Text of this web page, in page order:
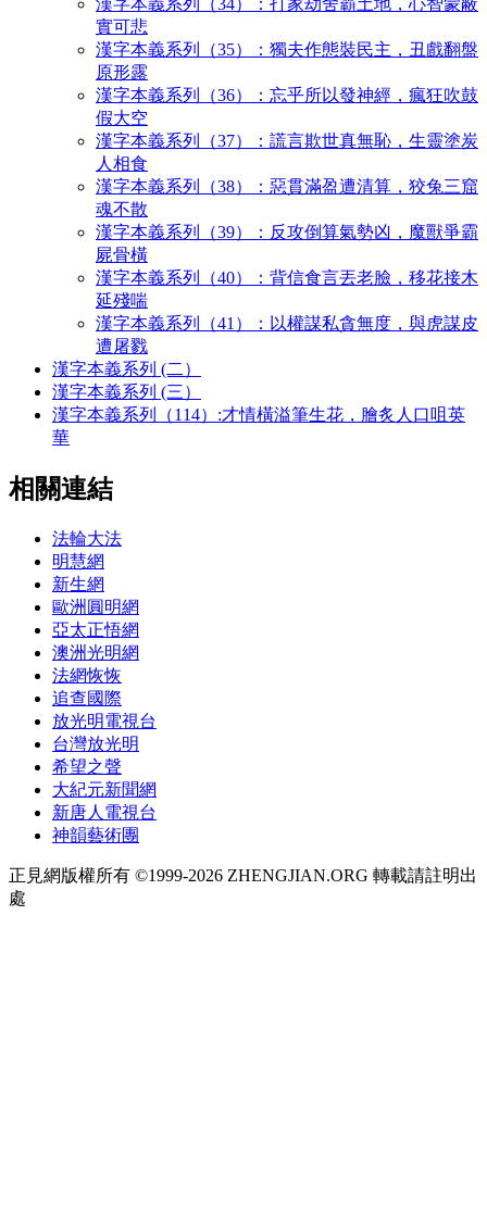
漢字本義系列（34）：打家劫舍霸土地，心智蒙蔽
實可悲
漢字本義系列（35）：獨夫作態裝民主，丑戲翻盤
原形露
漢字本義系列（36）：忘乎所以發神經，瘋狂吹鼓
假大空
漢字本義系列（37）：謊言欺世真無恥，生靈塗炭
人相食
漢字本義系列（38）：惡貫滿盈遭清算，狡兔三窟
魂不散
漢字本義系列（39）：反攻倒算氣勢凶，魔獸爭霸
屍骨橫
漢字本義系列（40）：背信食言丟老臉，移花接木
延殘喘
漢字本義系列（41）：以權謀私貪無度，與虎謀皮
遭屠戮
漢字本義系列 (二）
漢字本義系列 (三）
漢字本義系列（114）:才情橫溢筆生花，膾炙人口咀英
華
相關連結
法輪大法
明慧網
新生網
歐洲圓明網
亞太正悟網
澳洲光明網
法網恢恢
追查國際
放光明電視台
台灣放光明
希望之聲
大紀元新聞網
新唐人電視台
神韻藝術團
正見網版權所有 ©1999-2026 ZHENGJIAN.ORG 轉載請註明出
處